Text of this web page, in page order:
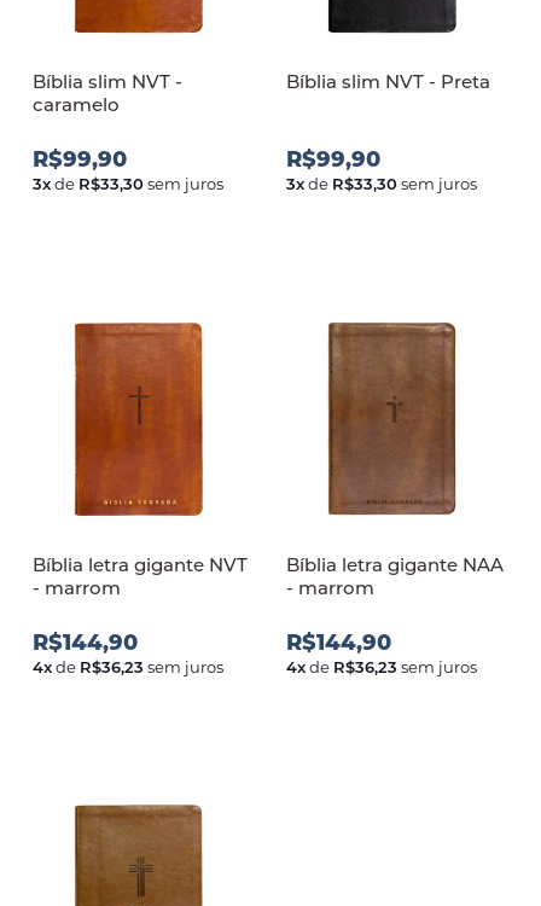
Bíblia slim NVT -
caramelo
R$99,90
3xde R$33,30sem juros
Bíblia slim NVT - Preta
R$99,90
3xde R$33,30sem juros
Bíblia letra gigante NVT
- marrom
R$144,90
4xde R$36,23 sem juros
Bíblia letra gigante NAA
- marrom
R$144,90
4xde R$36,23 sem juros